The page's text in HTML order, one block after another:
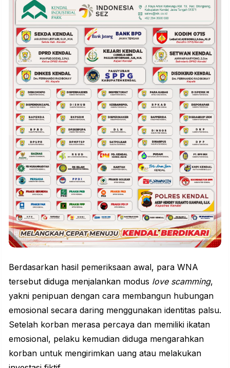
Berdasarkan hasil pemeriksaan awal, para WNA
tersebut diduga menjalankan modus love scamming,
yakni penipuan dengan cara membangun hubungan
emosional secara daring menggunakan identitas palsu.
Setelah korban merasa percaya dan memiliki ikatan
emosional, pelaku kemudian diduga mengarahkan
korban untuk mengirimkan uang atau melakukan